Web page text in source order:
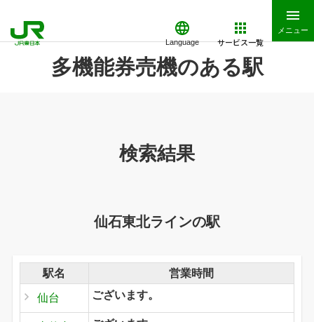
Language サービス一覧
メニュー
多機能券売機のある駅
検索結果
仙石東北ラインの駅
駅名 営業時間
仙台 ございます。